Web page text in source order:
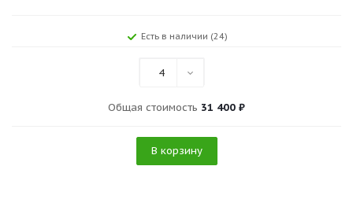
Есть в наличии (24)
4
Общая стоимость 31 400 ₽
В корзину